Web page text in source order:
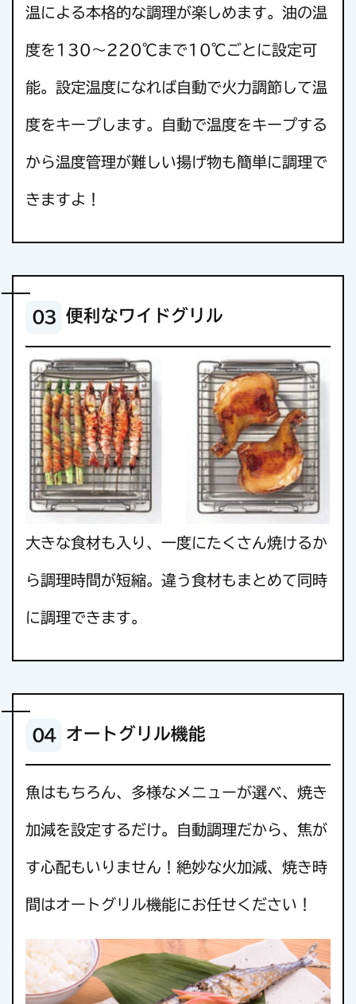
温による本格的な調理が楽しめます。油の温
度を130～220℃まで10℃ごとに設定可
能。設定温度になれば自動で火力調節して温
度をキープします。自動で温度をキープする
から温度管理が難しい揚げ物も簡単に調理で
きますよ！
03 便利なワイドグリル
大きな食材も入り、一度にたくさん焼けるか
ら調理時間が短縮。違う食材もまとめて同時
に調理できます。
04 オートグリル機能
魚はもちろん、多様なメニューが選べ、焼き
加減を設定するだけ。自動調理だから、焦が
す心配もいりません！絶妙な火加減、焼き時
間はオートグリル機能にお任せください！